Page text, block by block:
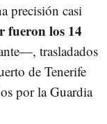
precisión casi
fueron los 14
trasladados
de Tenerife
por la Guardia